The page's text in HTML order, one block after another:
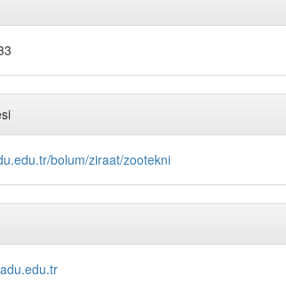
bolum/ziraat/zootekni